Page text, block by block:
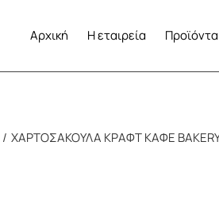
Αρχική Η εταιρεία Προϊόντα
ΧΑΡΤΟΣΑΚΟΥΛΑ ΚΡΑΦΤ ΚΑΦΕ BAKERΥ